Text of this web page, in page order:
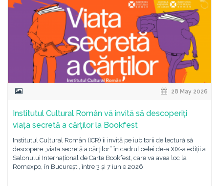
28 May 2026
Institutul Cultural Român vă invită să descoperiți
viața secretă a cărților la Bookfest
Institutul Cultural Român (ICR) îi invită pe iubitorii de lectură să
descopere „viața secretă a cărților” în cadrul celei de-a XIX-a ediții a
Salonului Internațional de Carte Bookfest, care va avea loc la
Romexpo, în București, între 3 și 7 iunie 2026.